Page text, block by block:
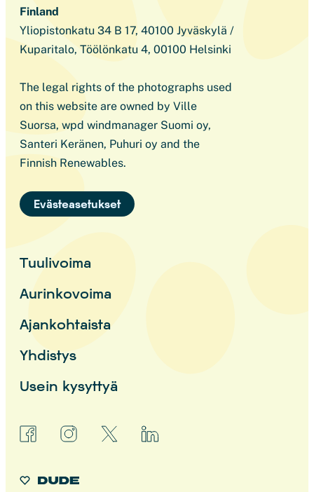
Finland
Yliopistonkatu 34 B 17, 40100 Jyväskylä /
Kuparitalo, Töölönkatu 4, 00100 Helsinki
The legal rights of the photographs used
on this website are owned by Ville
Suorsa, wpd windmanager Suomi oy,
Santeri Keränen, Puhuri oy and the
Finnish Renewables.
Evästeasetukset
Tuulivoima
Aurinkovoima
Ajankohtaista
Yhdistys
Usein kysyttyä
facebookinstagram linkedin